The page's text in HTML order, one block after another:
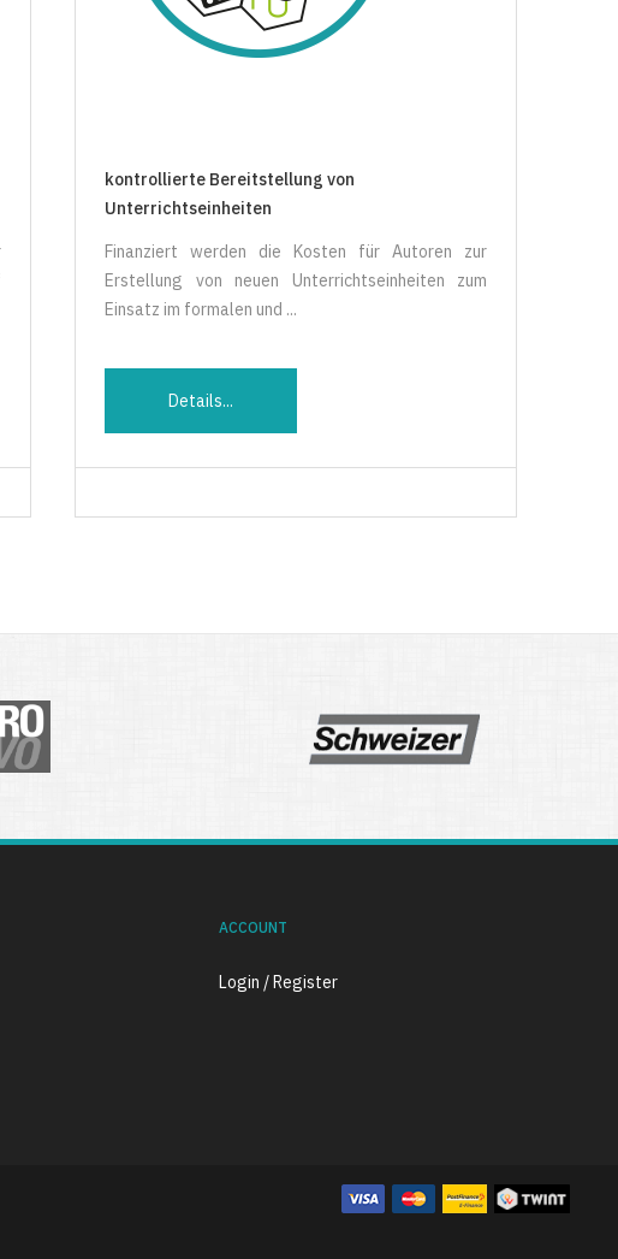
kontrollierte Bereitstellung von
Unterrichtseinheiten
Finanziert werden die Kosten für Autoren zur
Erstellung von neuen Unterrichtseinheiten zum
Einsatz im formalen und ...
Details...
ACCOUNT
Login / Register